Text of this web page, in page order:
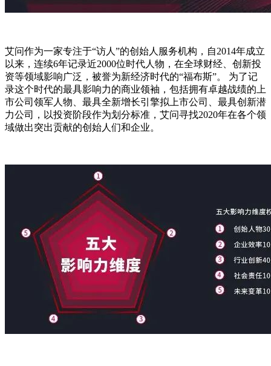
艾问作为一家专注于“访人”的创始人服务机构，自2014年成立
以来，连续6年记录近2000位时代人物，在全球财经、创新投
资等领域影响广泛，被誉为新经济时代的“福布斯”。 为了记
录这个时代的最具影响力的商业领袖，包括拥有卓越战绩的上
市公司领军人物、最具全新增长引擎拟上市公司、最具创新潜
力公司，以投资阶段作为划分标准，艾问寻找2020年在各个领
域做出突出贡献的创始人们和企业。